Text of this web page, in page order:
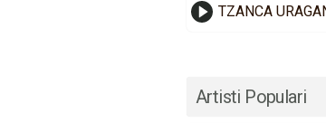
TZANCA
Artisti Populari